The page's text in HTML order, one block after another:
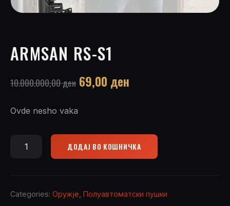
ARMSAN RS-S1
10.000.000,00ден Original
10.000.000,00 ден.
69,00 ден
69,00 ден.
Ovde nesho vaka
Armsan
quantity
ДОДАЈ ВО КОШНИЧКА
Categories: Оружје Полуавтоматски пушки